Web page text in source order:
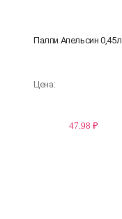
Палпи Апельсин 0,45л
Цена:
47.98 ₽